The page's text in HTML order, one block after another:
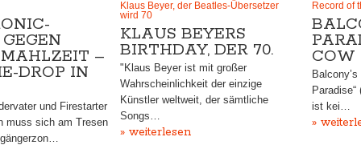
–
DROP IN
und Firestarter
muss sich am Tresen
Klaus Beyer, der Beatles-Übersetzer
wird 70
KLAUS BEYERS
BIRTHDAY, DER 70.
"Klaus Beyer ist mit großer
Wahrscheinlichkeit der einzige
Künstler weltweit, der sämtliche
Songs…
» weiterlesen
Record of
COW
ist kei…
»